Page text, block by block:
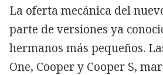
La oferta mecánica del
parte de versiones ya
hermanos más pequeños.
One, Cooper y Cooper S,